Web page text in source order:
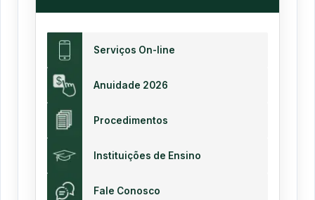
Serviços On-line
Anuidade 2026
Procedimentos
Instituições de Ensino
Fale Conosco